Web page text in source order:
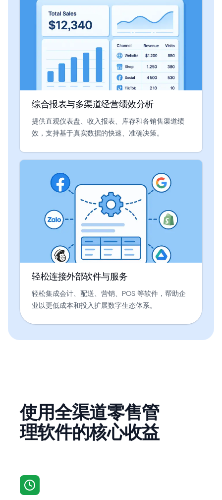
综合报表与多渠道经营绩效分析
提供直观仪表盘、收入报表、库存和各销售渠道绩
效，支持基于真实数据的快速、准确决策。
轻松连接外部软件与服务
轻松集成会计、配送、营销、POS 等软件，帮助企
业以更低成本和投入扩展数字生态体系。
使用全渠道零售管
理软件的核心收益